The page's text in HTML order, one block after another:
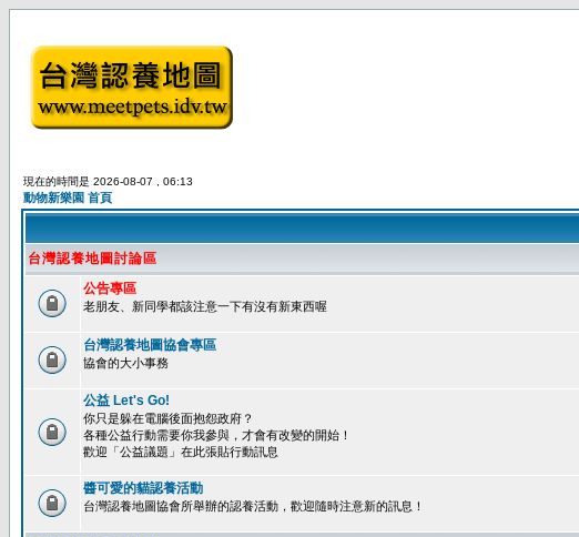
現在的時間是 2026-08-07 , 06:13
動物新樂園 首頁
台灣認養地圖討論區
公告專區
老朋友、新同學都該注意一下有沒有新東西喔
台灣認養地圖協會專區
協會的大小事務
公益 Let's Go!
你只是躲在電腦後面抱怨政府？
各種公益行動需要你我參與，才會有改變的開始！
歡迎「公益議題」在此張貼行動訊息
醬可愛的貓認養活動
台灣認養地圖協會所舉辦的認養活動，歡迎隨時注意新的訊息！